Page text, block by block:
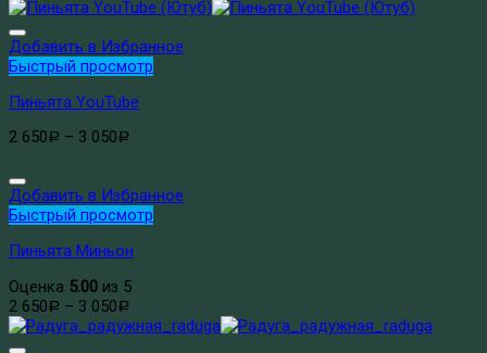
Добавить в Избранное
Быстрый просмотр
Пиньята YouTube
2 650 Р – 3 050 Р
Добавить в Избранное
Быстрый просмотр
Пиньята Миньон
Оценка 5.00 из 5
2 650 Р – 3 050 Р